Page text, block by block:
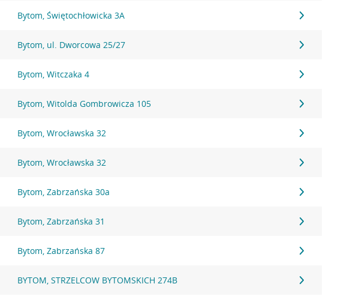
Bytom, Świętochłowicka 3A
Bytom, ul. Dworcowa 25/27
Bytom, Witczaka 4
Bytom, Witolda Gombrowicza 105
Bytom, Wrocławska 32
Bytom, Wrocławska 32
Bytom, Zabrzańska 30a
Bytom, Zabrzańska 31
Bytom, Zabrzańska 87
BYTOM, STRZELCOW BYTOMSKICH 274B